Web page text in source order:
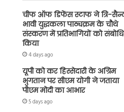
चीफ ऑफ डिफेंस स्टाफ ने त्रि-
भावी युद्धकला पाठ्यक्रम के चौथे
संस्करण में प्रतिभागियों को
किया
4 days ago
यूपी को कर हिस्सेदारी के अग्रिम
भुगतान पर सीएम योगी ने जताया
पीएम मोदी का आभार
5 days ago